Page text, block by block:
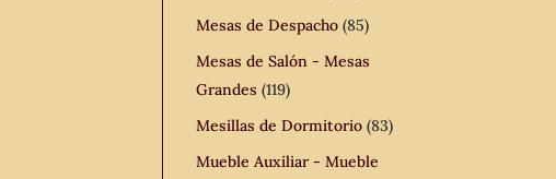
Mesas de Despacho (85)
Mesas de Salón - Mesas
Grandes (119)
Mesillas de Dormitorio (83)
Mueble Auxiliar - Mueble